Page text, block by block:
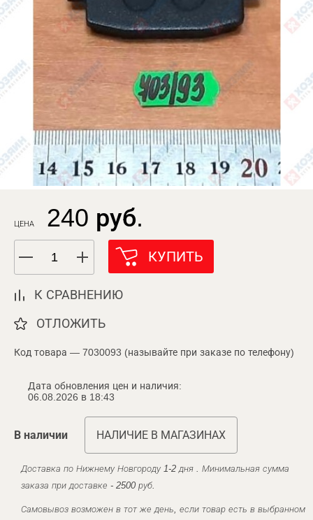
ЦЕНА 240 руб.
КУПИТЬ
К СРАВНЕНИЮ
ОТЛОЖИТЬ
Код товара — 7030093 (называйте при заказе по телефону)
Дата обновления цен и наличия:
06.08.2026 в 18:43
В наличии НАЛИЧИЕ В МАГАЗИНАХ
Доставка по Нижнему Новгороду 1-2 дня . Минимальная сумма
заказа при доставке - 2500 руб.
Самовывоз возможен в тот же день, если товар есть в выбранном